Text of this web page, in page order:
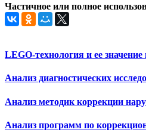
Частичное или полное
LEGO-технология и ее
Анализ диагностических
Анализ методик коррекции
Анализ программ по